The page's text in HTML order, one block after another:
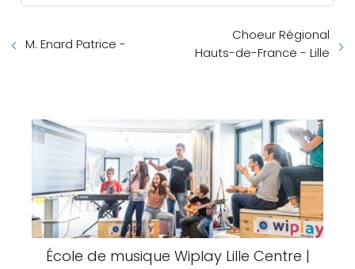
M. Enard Patrice -
Choeur Régional
Hauts-de-France - Lille
École de musique Wiplay Lille Centre |